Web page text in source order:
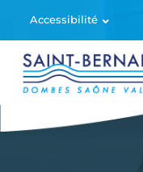
Accessibilité